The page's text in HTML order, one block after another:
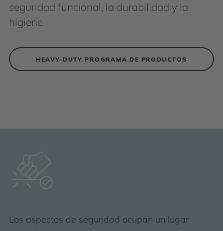
seguridad funcional, la durabilidad y la
higiene.
HEAVY-DUTY PROGRAMA DE PRODUCTOS
Los aspectos de seguridad ocupan un lugar